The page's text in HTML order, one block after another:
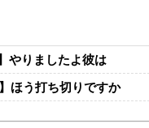
やりましたよ彼は
ほう打ち切りですか